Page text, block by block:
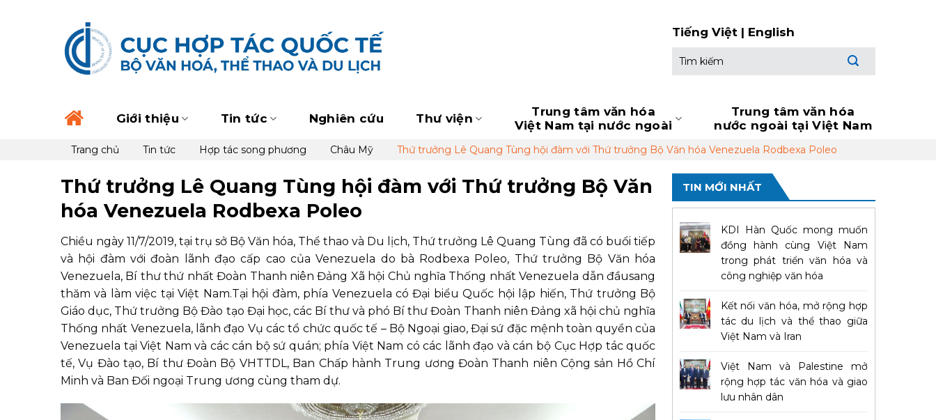
Tiếng Việt| English
kiếm:
Giới thiệu Tin tức Nghiên cứu Thư viện
Trung tâm văn hóa
Việt Nam tại nước ngoài
Trung tâm văn hóa
nước ngoài tại Việt Nam
Trang chủ Tin tức Hợp tác song phương Châu Mỹ Thứ trưởng Lê Quang Tùng hội đàm với Thứ trưởng Bộ Văn hóa Venezuela Rodbexa Poleo
Thứ trưởng Lê Quang Tùng hội đàm với Thứ trưởng Bộ Văn
hóa Venezuela Rodbexa Poleo
Chiều ngày 11/7/2019, tại trụ sở Bộ Văn hóa, Thể thao và Du lịch, Thứ trưởng Lê Quang Tùng đã có buổi tiếp
và hội đàm với đoàn lãnh đạo cấp cao của Venezuela do bà Rodbexa Poleo, Thứ trưởng Bộ Văn hóa
Venezuela, Bí thư thứ nhất Đoàn Thanh niên Đảng Xã hội Chủ nghĩa Thống nhất Venezuela dẫn đầusang
thăm và làm việc tại Việt Nam.Tại hội đàm, phía Venezuela có Đại biểu Quốc hội lập hiến, Thứ trưởng Bộ
Giáo dục, Thứ trưởng Bộ Đào tạo Đại học, các Bí thư và phó Bí thư Đoàn Thanh niên Đảng xã hội chủ nghĩa
Thống nhất Venezuela, lãnh đạo Vụ các tổ chức quốc tế – Bộ Ngoại giao, Đại sứ đặc mệnh toàn quyền của
Venezuela tại Việt Nam và các cán bộ sứ quán; phía Việt Nam có các lãnh đạo và cán bộ Cục Hợp tác quốc
tế, Vụ Đào tạo, Bí thư Đoàn Bộ VHTTDL, Ban Chấp hành Trung ương Đoàn Thanh niên Cộng sản Hồ Chí
Minh và Ban Đối ngoại Trung ương cùng tham dự.
TIN MỚI NHẤT
KDI Hàn Quốc mong muốn
đồng hành cùng Việt Nam
trong phát triển văn hóa và
công nghiệp văn hóa
Kết nối văn hóa, mở rộng hợp
tác du lịch và thể thao giữa
Việt Nam và Iran
Việt Nam và Palestine mở
rộng hợp tác văn hóa và giao
lưu nhân dân